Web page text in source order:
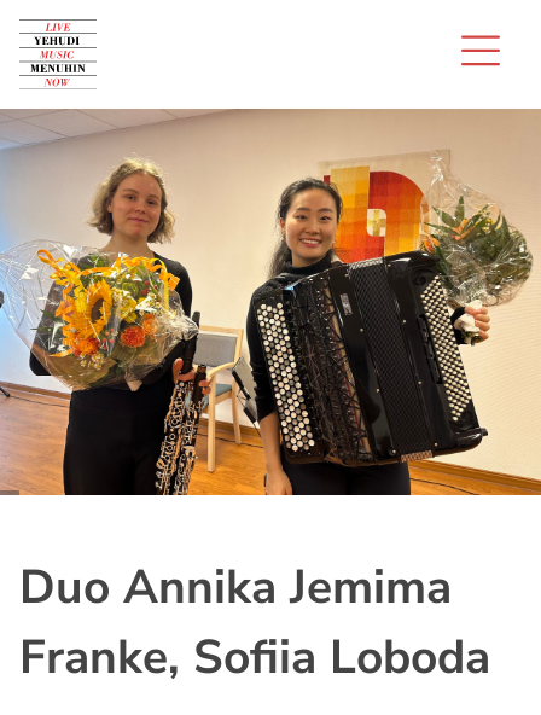
Über uns
Audition
Musiker
Spenden
Kontakt
Duo Annika Jemima
Franke, Sofiia Loboda